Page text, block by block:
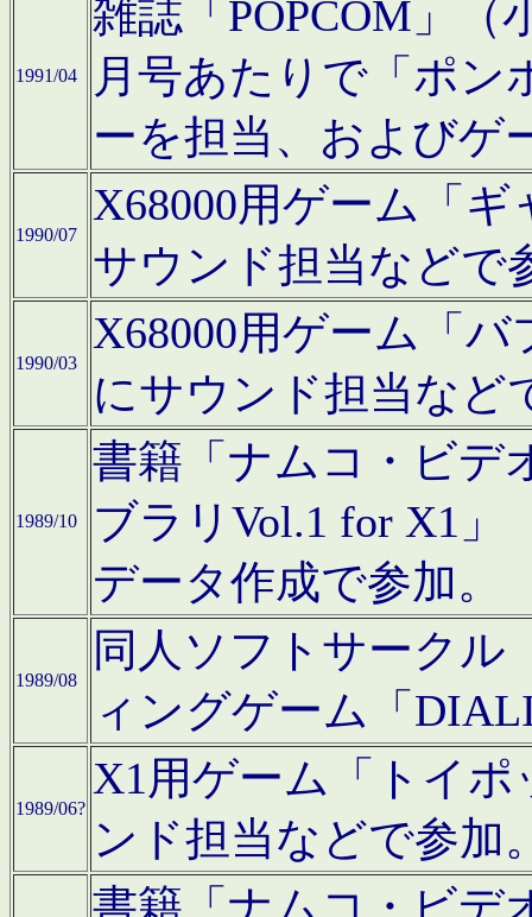
1991/04
雑誌「POPCOM」（
月号あたりで「ポン
ーを担当、およびゲ
1990/07
X68000用ゲーム「
サウンド担当などで
1990/03
X68000用ゲーム「
にサウンド担当など
1989/10
書籍「ナムコ・ビデ
ブラリVol.1 for X1」
データ作成で参加。
1989/08
同人ソフトサークル
ィングゲーム「
1989/06?
X1用ゲーム「トイ
ンド担当などで参加
書籍「ナムコ・ビデ